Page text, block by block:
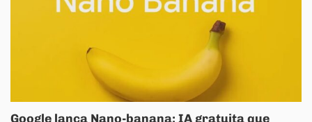
Google lança Nano-banana: IA gratuita que